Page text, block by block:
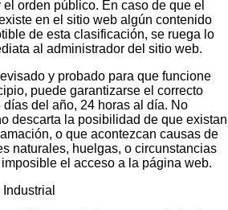
orden público. En caso de que el
en el sitio web algún contenido
de esta clasificación, se ruega lo
al administrador del sitio web.
y probado para que funcione
puede garantizarse el correcto
del año, 24 horas al día. No
descarta la posibilidad de que existan
o que acontezcan causas de
naturales, huelgas, o circunstancias
el acceso a la página web.